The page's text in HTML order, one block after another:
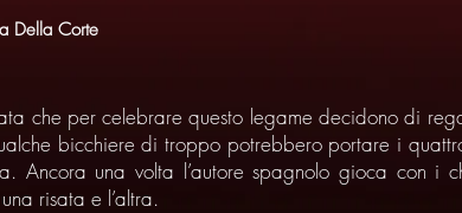
Della Corte
che per celebrare questo legame decidono di
bicchiere di troppo potrebbero portare i
Ancora una volta l’autore spagnolo gioca con i
risata e l’altra.